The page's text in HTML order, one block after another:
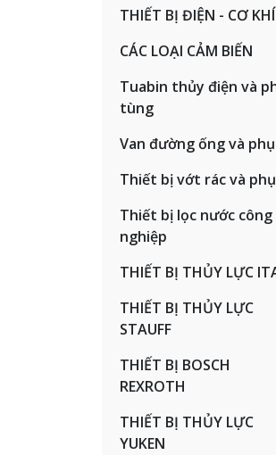
THIẾT BỊ ĐIỆN - CƠ KHÍ
CÁC LOẠI CẢM BIẾN
Tuabin thủy điện và
tùng
Van đường ống và
Thiết bị vớt rác và
Thiết bị lọc nước công
nghiệp
THIẾT BỊ THỦY LỰC
THIẾT BỊ THỦY LỰC
STAUFF
THIẾT BỊ BOSCH
REXROTH
THIẾT BỊ THỦY LỰC
YUKEN